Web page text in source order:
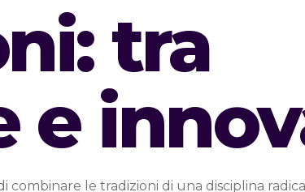
tra
e
combinare le tradizioni di una disciplina